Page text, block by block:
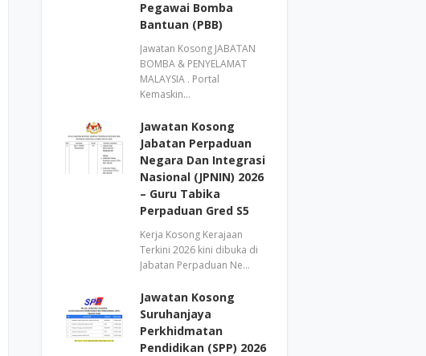
Pegawai Bomba
Bantuan (PBB)
Jawatan Kosong JABATAN
BOMBA & PENYELAMAT
MALAYSIA . Portal
Kemaskin…
Jawatan Kosong
Jabatan Perpaduan
Negara Dan Integrasi
Nasional (JPNIN) 2026
– Guru Tabika
Perpaduan Gred S5
Kerja Kosong Kerajaan
Terkini 2026 kini dibuka di
Jabatan Perpaduan Ne…
Jawatan Kosong
Suruhanjaya
Perkhidmatan
Pendidikan (SPP) 2026